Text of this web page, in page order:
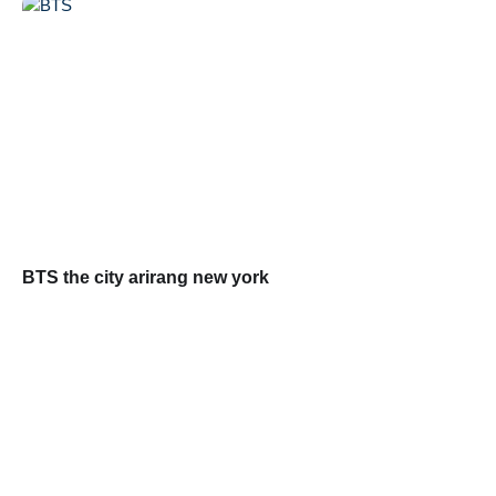
BTS the city arirang new york